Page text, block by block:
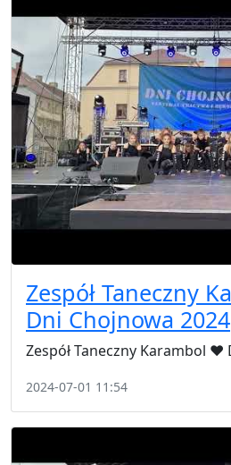
Zespół Taneczny
Dni Chojnowa 2024
Zespół Taneczny Karambol ❤️
2024-07-01 11:54